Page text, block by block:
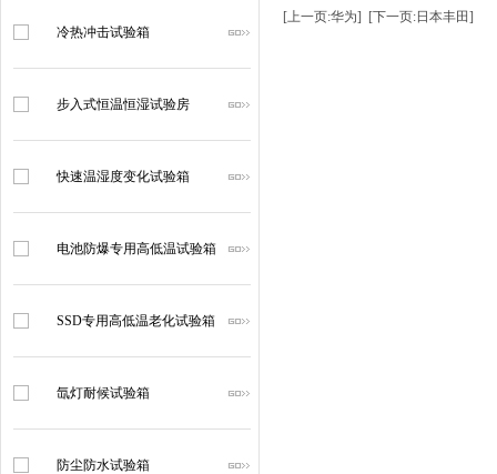
冷热冲击试验箱
步入式恒温恒湿试验房
快速温湿度变化试验箱
电池防爆专用高低温试验箱
SSD专用高低温老化试验箱
氙灯耐候试验箱
防尘防水试验箱
[上一页:华为] [下一页:日本丰田]